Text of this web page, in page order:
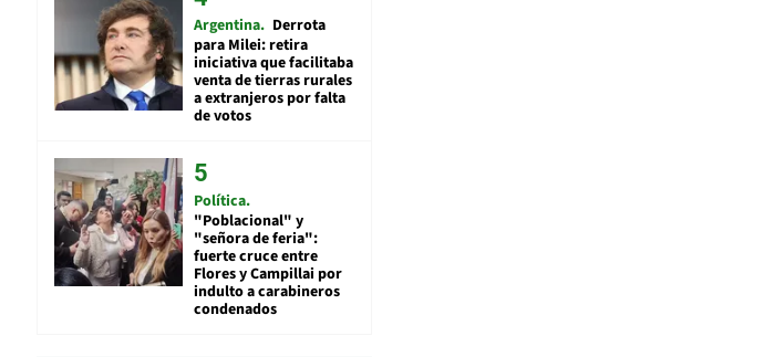
Argentina Derrota
para Milei: retira
iniciativa que facilitaba
venta de tierras rurales
a extranjeros por falta
de votos
Política
"Poblacional" y
"señora de feria":
fuerte cruce entre
Flores y Campillai por
indulto a carabineros
condenados